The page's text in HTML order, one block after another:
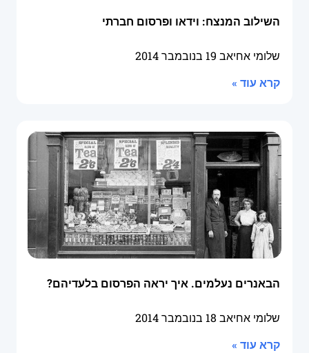
השילוב המנצח: וידאו ופרסום חברתי
שלומי אחיאב 19 בנובמבר 2014
קרא עוד »
הבאנרים נעלמים. איך יראה הפרסום בלעדיהם?
שלומי אחיאב 18 בנובמבר 2014
קרא עוד »